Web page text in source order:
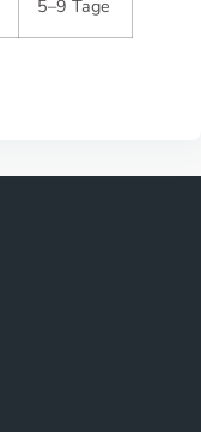
5–9 Tage